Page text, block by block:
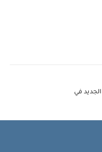
الجديد في